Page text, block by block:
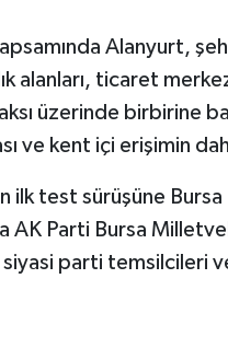
Alanyurt,
alanları, ticaret
aksı üzerinde birbirine
ve kent içi erişimin
ilk test sürüşüne
AK Parti Bursa
siyasi parti temsilcileri